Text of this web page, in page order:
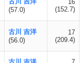
(57.0)
16
(152.7)
古川 吉洋
(56.0)
17
(209.4)